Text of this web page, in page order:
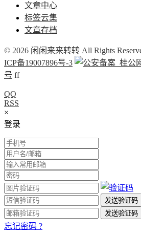
文章中心
标签云集
文章存档
© 2026 闲闲来来转转 All Rights
ICP备19007896号-3
桂公
号 ff
QQ
RSS
×
登录
忘记密码 ?